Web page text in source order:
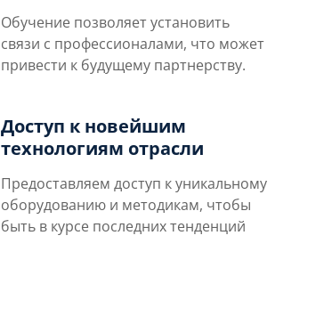
Обучение позволяет установить
связи с профессионалами, что может
привести к будущему партнерству.
Доступ к новейшим
технологиям отрасли
Предоставляем доступ к уникальному
оборудованию и методикам, чтобы
быть в курсе последних тенденций